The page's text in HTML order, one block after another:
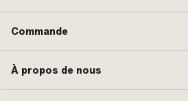
Commande
À propos de nous